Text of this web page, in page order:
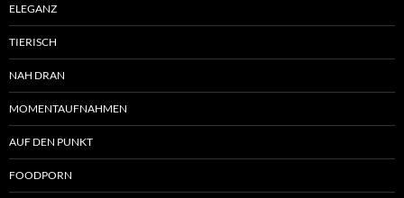
ELEGANZ
TIERISCH
NAH DRAN
MOMENTAUFNAHMEN
AUF DEN PUNKT
FOODPORN